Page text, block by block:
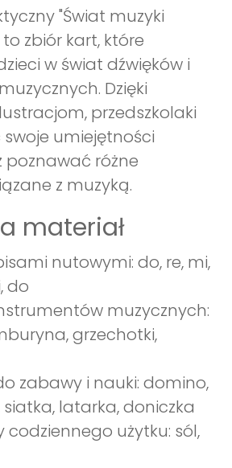
"Świat muzyki
to zbiór kart, które
w świat dźwięków i
Dzięki
przedszkolaki
umiejętności
poznawać różne
z muzyką.
materiał
nutowymi: do, re, mi,
do
muzycznych:
grzechotki,
zabawy i nauki: domino,
siatka, latarka, doniczka
codziennego użytku: sól,